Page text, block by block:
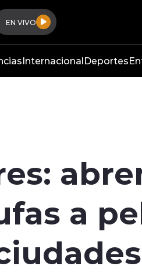
EN VIVO
InternacionalDeportes
a